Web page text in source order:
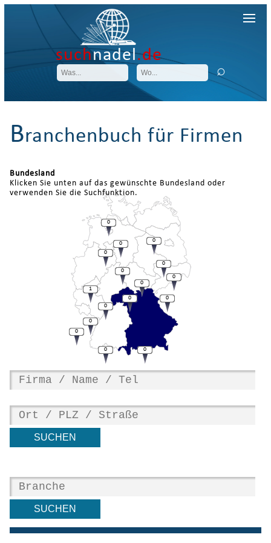
suchnadel.de
Branchenbuch für Firmen
Bundesland
Klicken Sie unten auf das gewünschte Bundesland oder
verwenden Sie die Suchfunktion.
0
0
1
0
0
0
0
0
0
0
0
0
0
0
0
0